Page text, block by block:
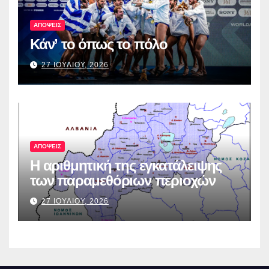
ΑΠΟΨΕΙΣ
Κάν’ το όπως το πόλο
27 ΙΟΥΛΙΟΥ, 2026
ΑΠΟΨΕΙΣ
Η αριθμητική της εγκατάλειψης
των παραμεθόριων περιοχών
27 ΙΟΥΛΙΟΥ, 2026